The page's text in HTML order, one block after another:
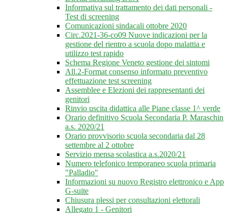
Informativa sul trattamento dei dati personali -
Test di screening
Comunicazioni sindacali ottobre 2020
Circ.2021-36-co09 Nuove indicazioni per la
gestione del rientro a scuola dopo malattia e
utilizzo test rapido
Schema Regione Veneto gestione dei sintomi
All.2-Format consenso informato preventivo
effettuazione test screening
Assemblee e Elezioni dei rappresentanti dei
genitori
Rinvio uscita didattica alle Piane classe 1^ verde
Orario definitivo Scuola Secondaria P. Maraschin
a.s. 2020/21
Orario provvisorio scuola secondaria dal 28
settembre al 2 ottobre
Servizio mensa scolastica a.s.2020/21
Numero telefonico temporaneo scuola primaria
"Palladio"
Informazioni su nuovo Registro elettronico e App
G-suite
Chiusura plessi per consultazioni elettorali
Allegato 1 - Genitori